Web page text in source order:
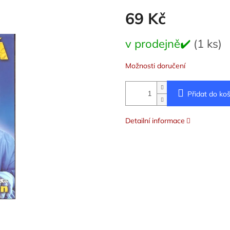
69 Kč
cena:
v prodejně✔️ (1 ks)
Možnosti doručení
Přidat do
Detailní informace